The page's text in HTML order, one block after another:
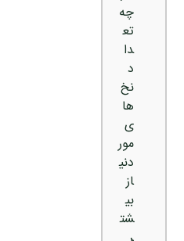
چه
تع
دا
د
نخ‌
ها
ی
مور
دنی
از
بی
شت